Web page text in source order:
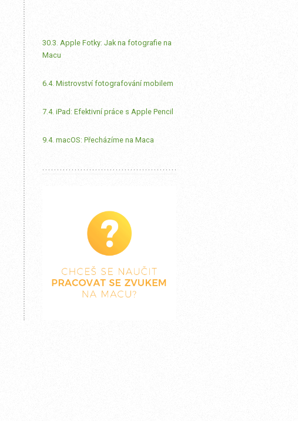
30.3. Apple Fotky: Jak na fotografie na
Macu
6.4. Mistrovství fotografování mobilem
7.4. iPad: Efektivní práce s Apple Pencil
9.4. macOS: Přecházíme na Maca